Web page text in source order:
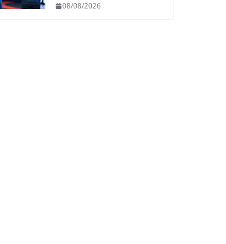
Ferdinando De Giorgi
08/08/2026